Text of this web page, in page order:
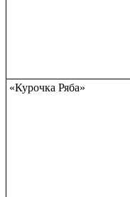
«Курочка Ряба»